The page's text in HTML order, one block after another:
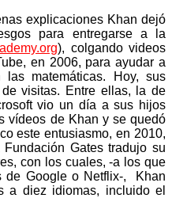
explicaciones Khan dejó
para entregarse a la
), colgando videos
en 2006, para ayudar a
matemáticas. Hoy, sus
visitas. Entre ellas, la de
vio un día a sus hijos
vídeos de Khan y se quedó
este entusiasmo, en 2010,
Gates tradujo su
con los cuales, -a los que
de Google o Netflix-, Khan
a diez idiomas, incluido el